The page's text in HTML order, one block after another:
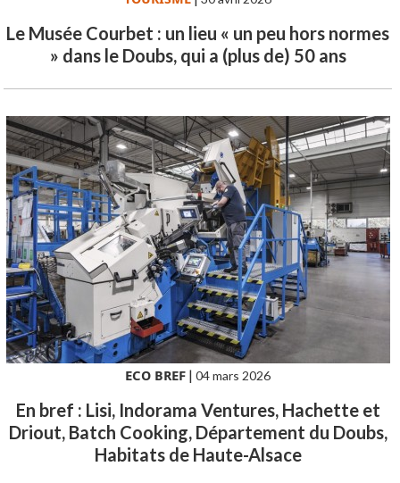
Le Musée Courbet : un lieu « un peu hors normes
» dans le Doubs, qui a (plus de) 50 ans
ECO BREF |04 mars 2026
En bref : Lisi, Indorama Ventures, Hachette et
Driout, Batch Cooking, Département du Doubs,
Habitats de Haute-Alsace